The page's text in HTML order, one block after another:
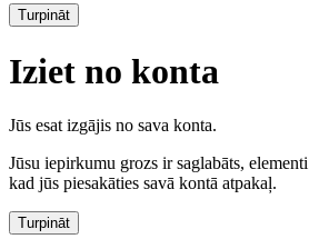
Turpināt
Iziet no konta
Jūs esat izgājis no sava konta.
Jūsu iepirkumu grozs ir saglabāts,
kad jūs piesakāties savā kontā atpakaļ.
Turpināt